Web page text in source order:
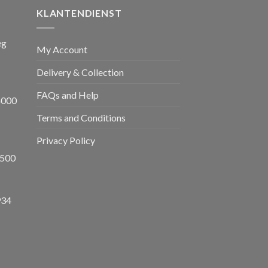
KLANTENDIENST
My Account
Delivery & Collection
FAQs and Help
Terms and Conditions
Privacy Policy